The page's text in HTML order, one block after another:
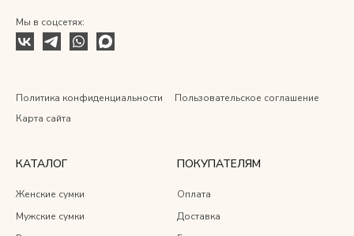
Мы в соцсетях:
Политика конфиденциальности
Пользовательское соглашение
Карта сайта
КАТАЛОГ
Женские сумки
Мужские сумки
ПОКУПАТЕЛЯМ
Оплата
Доставка